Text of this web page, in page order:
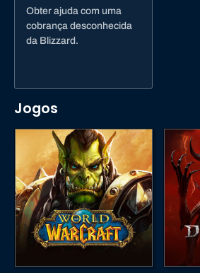
Obter ajuda com uma
cobrança desconhecida
da Blizzard.
Jogos